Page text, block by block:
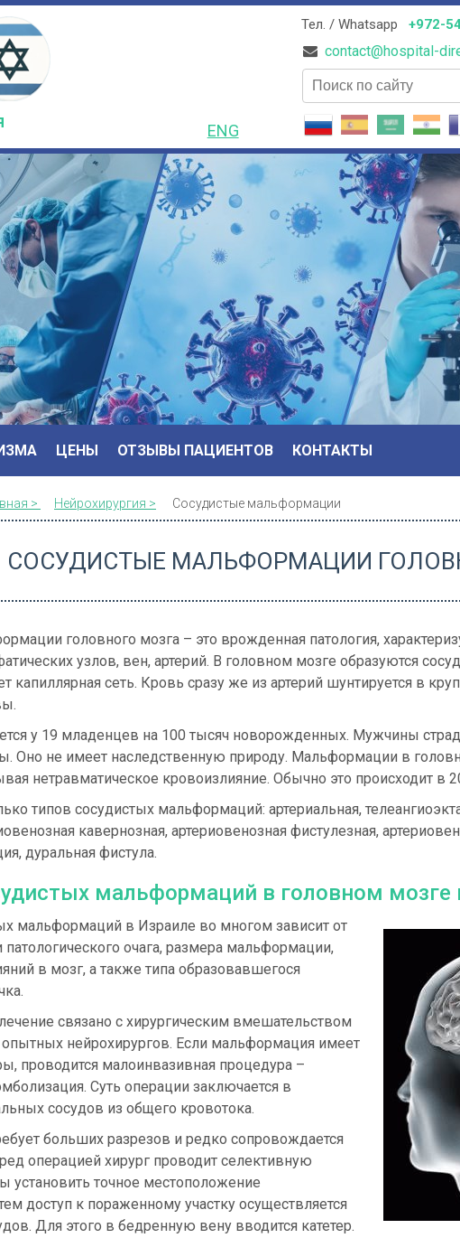
ENG
Тел. / Whatsapp +972-
contact@hospital-
поиск
ЦЕНЫ ОТЗЫВЫ ПАЦИЕНТОВ КОНТАКТЫ
> Нейрохирургия > Сосудистые мальформации
СОСУДИСТЫЕ МАЛЬФОРМАЦИИ
головного мозга – это врожденная патология,
узлов, вен, артерий. В головном мозге образуются
капиллярная сеть. Кровь сразу же из артерий шунтируется в
у 19 младенцев на 100 тысяч новорожденных. Мужчины
Оно не имеет наследственную природу. Мальформации в
нетравматическое кровоизлияние. Обычно это происходит в
типов сосудистых мальформаций: артериальная,
кавернозная, артериовенозная фистулезная,
дуральная фистула.
мальформаций в головном мозге
мальформаций в Израиле во многом зависит от
патологического очага, размера мальформации,
в мозг, а также типа образовавшегося
связано с хирургическим вмешательством
нейрохирургов. Если мальформация имеет
проводится малоинвазивная процедура –
Суть операции заключается в
сосудов из общего кровотока.
больших разрезов и редко сопровождается
операцией хирург проводит селективную
установить точное местоположение
доступ к пораженному участку осуществляется
Для этого в бедренную вену вводится катетер.